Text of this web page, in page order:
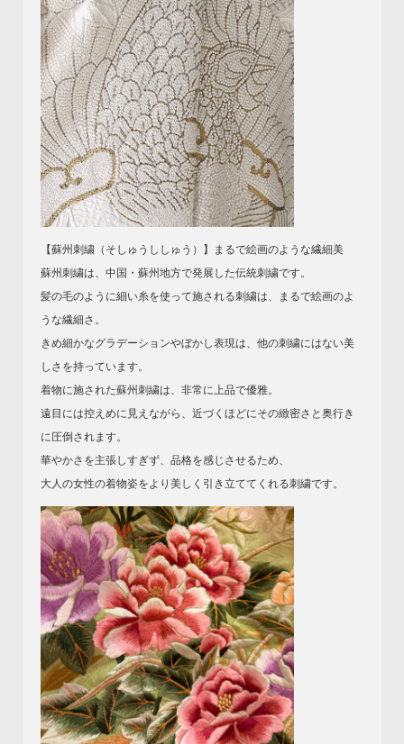
【蘇州刺繍（そしゅうししゅう）】まるで絵画のような繊細美
蘇州刺繍は、中国・蘇州地方で発展した伝統刺繍です。
髪の毛のように細い糸を使って施される刺繍は、まるで絵画のよ
うな繊細さ。
きめ細かなグラデーションやぼかし表現は、他の刺繍にはない美
しさを持っています。
着物に施された蘇州刺繍は、非常に上品で優雅。
遠目には控えめに見えながら、近づくほどにその緻密さと奥行き
に圧倒されます。
華やかさを主張しすぎず、品格を感じさせるため、
大人の女性の着物姿をより美しく引き立ててくれる刺繍です。